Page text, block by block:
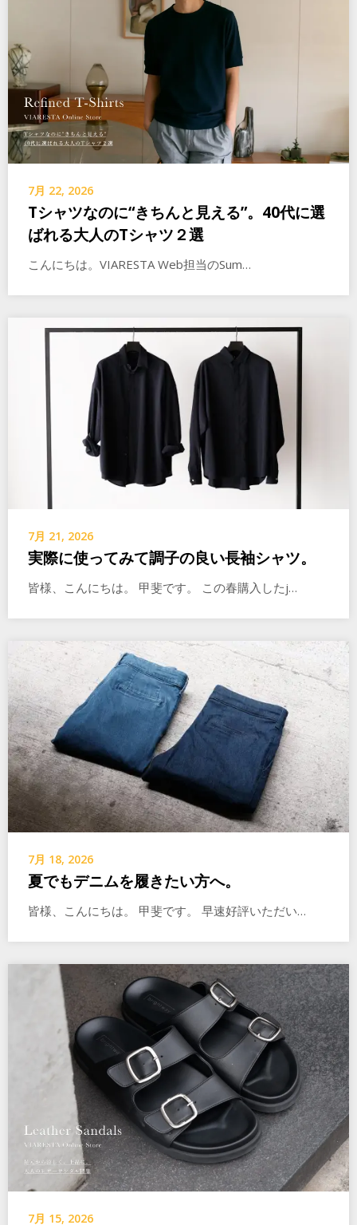
7月 22, 2026
Tシャツなのに“きちんと見える”。40代に選
ばれる大人のTシャツ２選
こんにちは。VIARESTA Web担当のSum…
7月 21, 2026
実際に使ってみて調子の良い長袖シャツ。
皆様、こんにちは。 甲斐です。 この春購入したj…
7月 18, 2026
夏でもデニムを履きたい方へ。
皆様、こんにちは。 甲斐です。 早速好評いただい…
7月 15, 2026